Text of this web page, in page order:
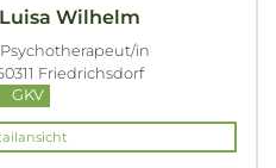
Wilhelm
in
Friedrichsdorf
GKV